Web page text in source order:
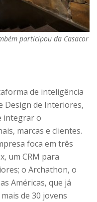
participou da Casacor
de inteligência
Design de Interiores,
integrar o
marcas e clientes.
foca em três
um CRM para
o Archathon, o
Américas, que já
de 30 jovens